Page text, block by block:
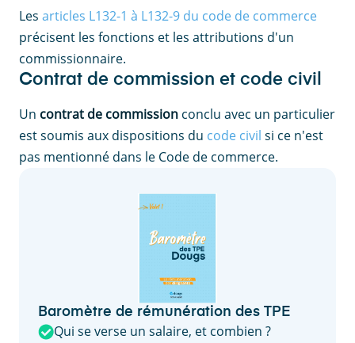
Les articles L132-1 à L132-9 du code de commerce
précisent les fonctions et les attributions d'un
commissionnaire.
Contrat de commission et code civil
Un contrat de commission conclu avec un particulier
est soumis aux dispositions du code civil si ce n'est
pas mentionné dans le Code de commerce.
Baromètre de rémunération des TPE
Qui se verse un salaire, et combien ?